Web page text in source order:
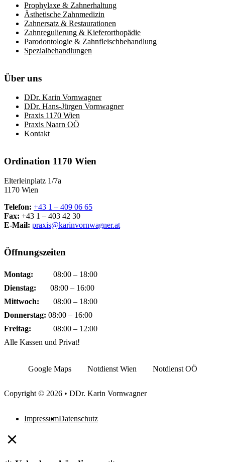
Prophylaxe & Zahnerhaltung
Ästhetische Zahnmedizin
Zahnersatz & Restaurationen
Zahnregulierung & Kieferorthopädie
Parodontologie & Zahnfleischbehandlung
Spezialbehandlungen
Über uns
DDr. Karin Vornwagner
DDr. Hans-Jürgen Vornwagner
Praxis 1170 Wien
Praxis Naarn OÖ
Kontakt
Ordination 1170 Wien
Elterleinplatz 1/7a
1170 Wien
Telefon: +43 1 – 409 06 65
Fax: +43 1 – 403 42 30
E-Mail: praxis@karinvornwagner.at
Öffnungszeiten
Montag: 08:00 – 18:00
Dienstag: 08:00 – 16:00
Mittwoch: 08:00 – 18:00
Donnerstag: 08:00 – 16:00
Freitag: 08:00 – 12:00
Alle Kassen und Privat!
Google Maps Notdienst Wien Notdienst OÖ
Copyright © 2026 • DDr. Karin Vornwagner
ImpressumDatenschutz